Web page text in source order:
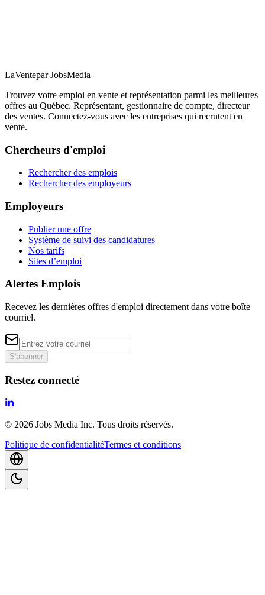
LaVentepar JobsMedia
Trouvez votre emploi en vente et représentation parmi les meilleures
offres au Québec. Représentant, gestionnaire de compte, directeur
des ventes. Connectez-vous avec les entreprises qui recrutent en
vente.
Chercheurs d'emploi
Rechercher des emplois
Rechercher des employeurs
Employeurs
Publier une offre
Système de suivi des candidatures
Nos tarifs
Sites d’emploi
Alertes Emplois
Recevez les dernières offres d'emploi directement dans votre boîte
courriel.
S'abonner
Restez connecté
© 2026 Jobs Media Inc. Tous droits réservés.
Politique de confidentialitéTermes et conditions